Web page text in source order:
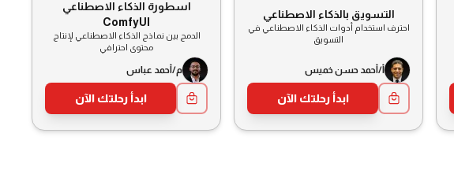
التسويق بالذكاء الاصطناعي
احترف استخدام أدوات الذكاء الاصطناعي في
التسويق
أ/أحمد حسن خميس
ابدأ رحلتك الآن
اسطورة الذكاء الاصطناعي
ComfyUI
الدمج بين نماذج الذكاء الاصطناعي لإنتاج
محتوى احترافي
م/أحمد عباس
ابدأ رحلتك الآن